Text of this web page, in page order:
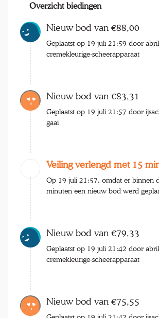
Overzicht biedingen
Nieuw bod van €88,00
Geplaatst op 19 juli 21:59 door
cremekleurige-scheerapparaat
Nieuw bod van €83,31
Geplaatst op 19 juli 21:57 door
gaai
Veiling verlengd met 15
Op 19 juli 21:57, omdat er binnen
minuten een nieuw bod werd
Nieuw bod van €79,33
Geplaatst op 19 juli 21:42 door
cremekleurige-scheerapparaat
Nieuw bod van €75,55